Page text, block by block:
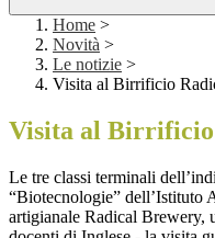
Home >
Novità >
Le notizie >
Visita al Birrificio
Visita al
Le tre classi terminali
“Biotecnologie”
artigianale Radical Brewery,